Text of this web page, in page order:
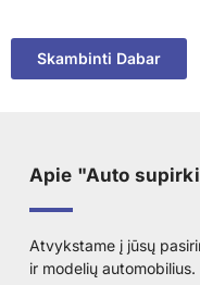
Skambinti Dabar
Apie "Auto
Atvykstame į jūsų
ir modelių automobilius.